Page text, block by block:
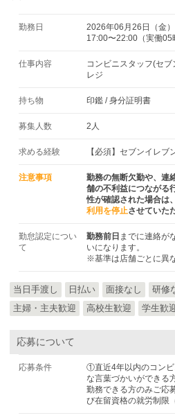
勤務日
2026年06月26日（金）
17:00〜22:00（実働05
仕事内容
コンビニスタッフ(セ
レジ
持ち物 印鑑 /身分証明書
募集人数 2人
求める経験 【必須】セブンイレブ
注意事項
勤務の無断欠勤や、連
舗の不利益につながる
性が確認された場合は、
利用を停止させていた
勤怠認定につい
て
勤務前日 までに連絡が
いになります。
※基準は店舗ごとに異
当日手渡し 日払い 面接なし 研修
主婦・主夫歓迎
高校生歓迎 学生歓
応募について
応募条件
①直近4年以内のコン
な言葉づかいができる
勤務できる方のみご応
び在留資格の就労制限